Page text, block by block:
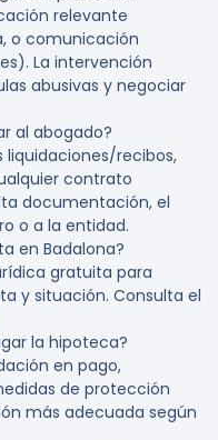
relevante
o comunicación
La intervención
abusivas y negociar
al abogado?
liquidaciones/recibos,
contrato
documentación, el
o a la entidad.
en Badalona?
gratuita para
y situación. Consulta el
la hipoteca?
en pago,
de protección
más adecuada según